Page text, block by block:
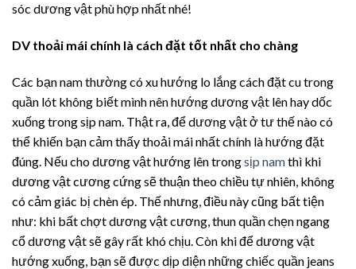
sóc dương vật phù hợp nhất nhé!
DV thoải mái chính là cách đặt tốt nhất cho chàng
Các bạn nam thường có xu hướng lo lắng cách đặt cu trong
quần lót không biết mình nên hướng dương vật lên hay dốc
xuống trong sịp nam. Thật ra, để dương vật ở tư thế nào có
thể khiến bạn cảm thấy thoải mái nhất chính là hướng đặt
đúng. Nếu cho dương vật hướng lên trongsịp namthì khi
dương vật cương cứng sẽ thuận theo chiều tự nhiên, không
có cảm giác bị chèn ép. Thế nhưng, điều này cũng bất tiện
như: khi bất chợt dương vật cương, thun quần chẹn ngang
cổ dương vật sẽ gây rất khó chịu. Còn khi để dương vật
hướng xuống, bạn sẽ được dịp diện những chiếc quần jeans